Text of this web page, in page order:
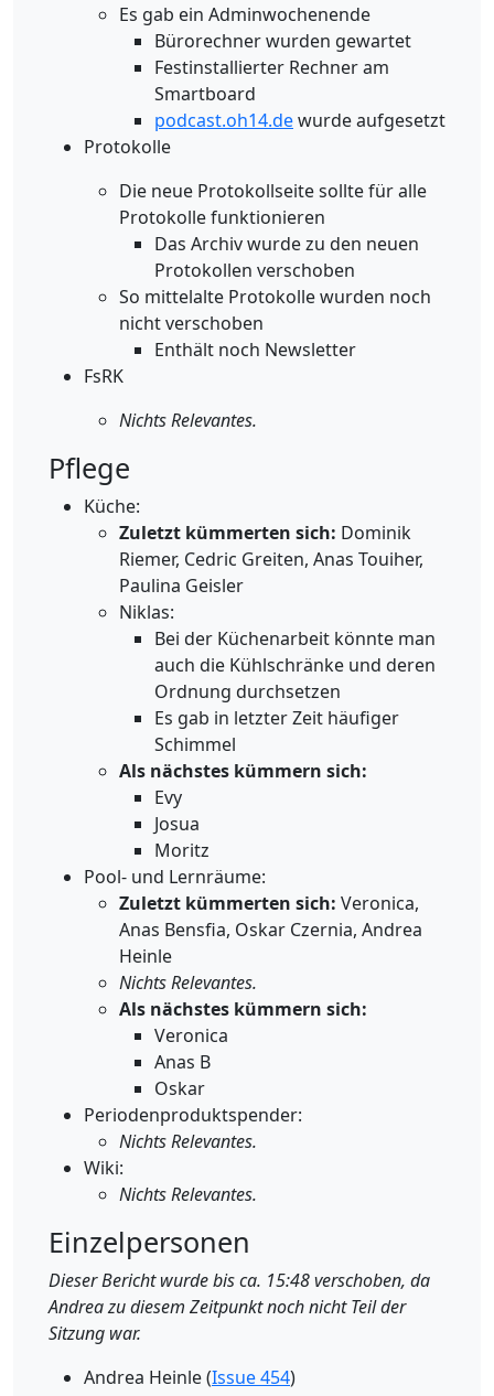
Es gab ein Adminwochenende
Bürorechner wurden gewartet
Festinstallierter Rechner am
Smartboard
podcast.oh14.dewurde aufgesetzt
Protokolle
Die neue Protokollseite sollte für alle
Protokolle funktionieren
Das Archiv wurde zu den neuen
Protokollen verschoben
So mittelalte Protokolle wurden noch
nicht verschoben
Enthält noch Newsletter
FsRK
Nichts Relevantes.
Pflege
Küche:
Zuletzt kümmerten sich: Dominik
Riemer, Cedric Greiten, Anas Touiher,
Paulina Geisler
Niklas:
Bei der Küchenarbeit könnte man
auch die Kühlschränke und deren
Ordnung durchsetzen
Es gab in letzter Zeit häufiger
Schimmel
Als nächstes kümmern sich:
Evy
Josua
Moritz
Pool- und Lernräume:
Zuletzt kümmerten sich: Veronica,
Anas Bensfia, Oskar Czernia, Andrea
Heinle
Nichts Relevantes.
Als nächstes kümmern sich:
Veronica
Anas B
Oskar
Periodenproduktspender:
Nichts Relevantes.
Wiki:
Nichts Relevantes.
Einzelpersonen
Dieser Bericht wurde bis ca. 15:48 verschoben, da
Andrea zu diesem Zeitpunkt noch nicht Teil der
Sitzung war.
Andrea Heinle (Issue 454)